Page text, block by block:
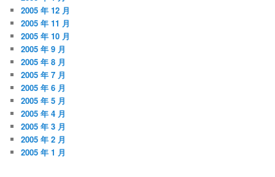
2005 年 12 月
2005 年 11 月
2005 年 10 月
2005 年 9 月
2005 年 8 月
2005 年 7 月
2005 年 6 月
2005 年 5 月
2005 年 4 月
2005 年 3 月
2005 年 2 月
2005 年 1 月